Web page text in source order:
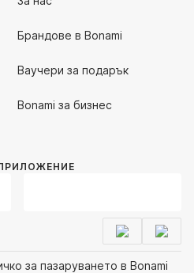
Брандове в Bonami
Ваучери за подарък
Bonami за бизнес
за пазаруването в Bonami